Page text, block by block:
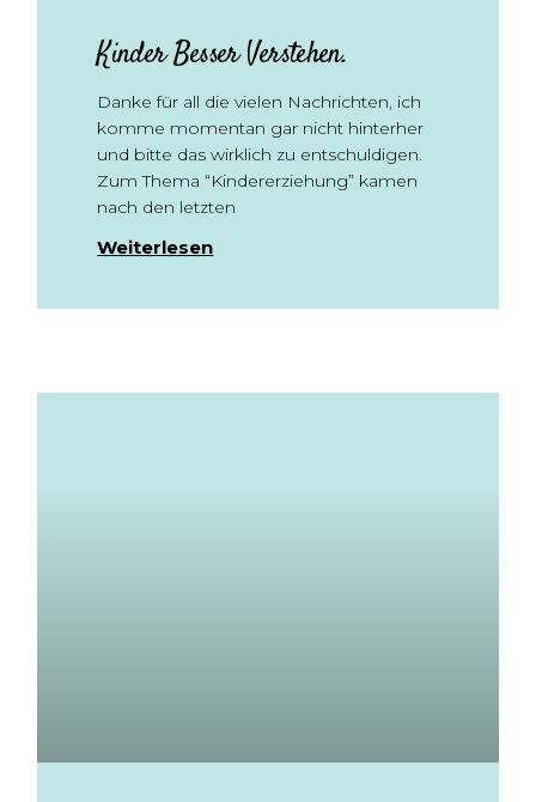
Kinder Besser Verstehen.
Danke für all die vielen Nachrichten, ich
komme momentan gar nicht hinterher
und bitte das wirklich zu entschuldigen.
Zum Thema “Kindererziehung” kamen
nach den letzten
Weiterlesen